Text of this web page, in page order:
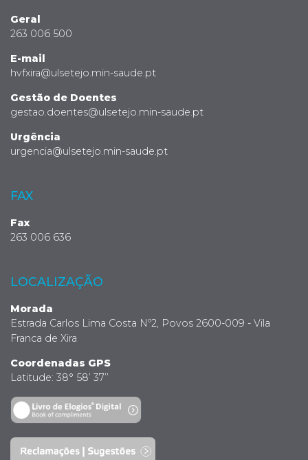
Geral
263 006 500
E-mail
hvfxira@ulsetejo.min-saude.pt
Gestão de Doentes
gestao.doentes@ulsetejo.min-saude.pt
Urgência
urgencia@ulsetejo.min-saude.pt
FAX
Fax
263 006 636
LOCALIZAÇÃO
Morada
Estrada Carlos Lima Costa Nº2, Povos 2600-009 - Vila
Franca de Xira
Coordenadas GPS
Latitude: 38° 58’ 37’’